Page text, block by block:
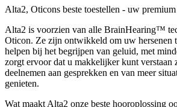
Alta2, Oticons beste toestellen - uw
Alta2 is voorzien van alle BrainHearing™
Oticon. Ze zijn ontwikkeld om uw hersenen
helpen bij het begrijpen van geluid, met
zorgt ervoor dat u makkelijker kunt verstaan
deelnemen aan gesprekken en van meer
genieten.
Wat maakt Alta2 onze beste hooroplossing